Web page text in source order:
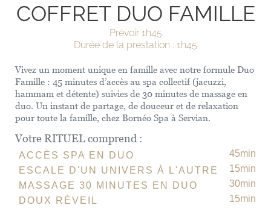
COFFRET DUO FAMILLE
Prévoir 1h45
Durée de la prestation : 1h45
Vivez un moment unique en famille avec notre formule Duo
Famille : 45 minutes d’accès au spa collectif (jacuzzi,
hammam et détente) suivies de 30 minutes de massage en
duo. Un instant de partage, de douceur et de relaxation
pour toute la famille, chez Bornéo Spa à Servian.
Votre RITUEL comprend :
ACCÈS SPA EN DUO
45min
ESCALE D'UN UNIVERS À L'AUTRE
15min
MASSAGE 30 MINUTES EN DUO
30min
DOUX RÉVEIL
15min